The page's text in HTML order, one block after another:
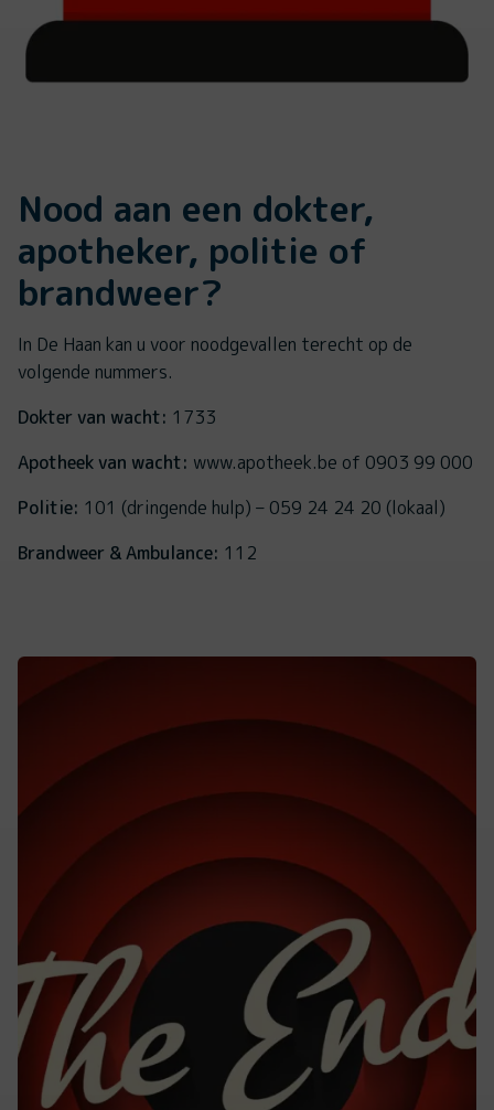
Nood aan een dokter,
apotheker, politie of
brandweer?
In De Haan kan u voor noodgevallen terecht op de
volgende nummers.
Dokter van wacht: 1733
Apotheek van wacht: www.apotheek.be of 0903 99 000
Politie: 101 (dringende hulp) – 059 24 24 20 (lokaal)
Brandweer & Ambulance: 112